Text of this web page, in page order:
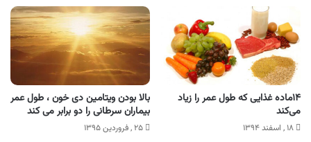
۱۴ماده غذایی که طول عمر را زیاد
می‌کند
۱۸ , اسفند ۱۳۹۴
بالا بودن ویتامین دی خون ، طول عمر
بیماران سرطانی را دو برابر می کند
۲۵ , فروردین ۱۳۹۵